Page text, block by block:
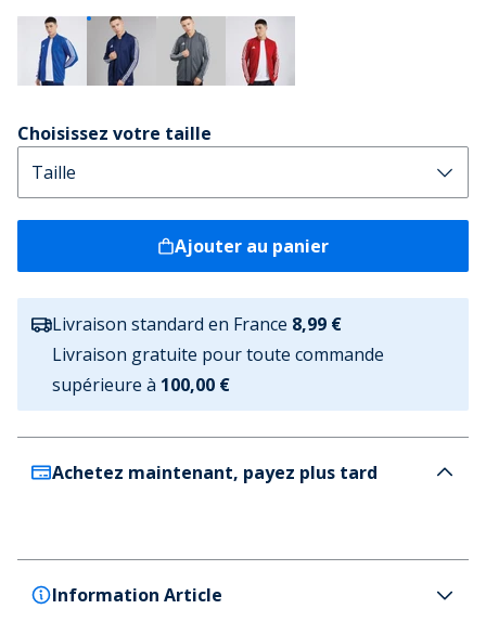
Choisissez votre taille
Ajouter au panier
Livraison standard en France 8,99 €
Livraison gratuite pour toute commande
supérieure à 100,00 €
Achetez maintenant, payez plus tard
Information Article